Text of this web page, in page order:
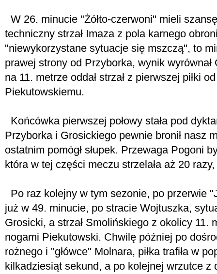
W 26. minucie "Żółto-czerwoni" mieli
techniczny strzał Imaza z pola karnego
"niewykorzystane sytuacje się mszczą", to
prawej strony od Przyborka, wynik
na 11. metrze oddał strzał z pierwszej piłki
Piekutowskiemu.
Końcówka pierwszej połowy stała pod
Przyborka i Grosickiego pewnie bronił nasz
ostatnim pomógł słupek. Przewaga Pogoni
która w tej części meczu strzelała aż 20
Po raz kolejny w tym sezonie, po przerwie
już w 49. minucie, po stracie Wojtuszka,
Grosicki, a strzał Smolińskiego z okolicy 11.
nogami Piekutowski. Chwilę później po
rożnego i "główce" Molnara, piłka trafiła w
kilkadziesiąt sekund, a po kolejnej wrzutce z